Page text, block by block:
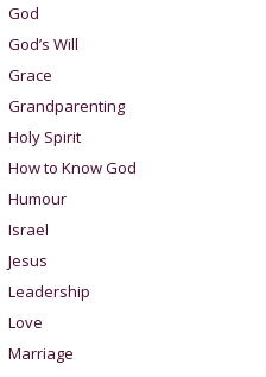
God
God’s Will
Grace
Grandparenting
Holy Spirit
How to Know God
Humour
Israel
Jesus
Leadership
Love
Marriage